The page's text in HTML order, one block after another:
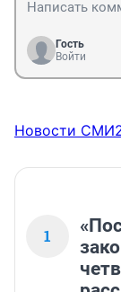
Гость
Войти
Новости
1